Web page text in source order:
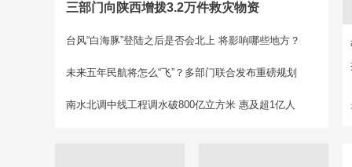
三部门向陕西增拨3.2万件救灾物资
台风“白海豚”登陆之后是否会北上 将影响哪些地方？
未来五年民航将怎么“飞”？多部门联合发布重磅规划
南水北调中线工程调水破800亿立方米 惠及超1亿人